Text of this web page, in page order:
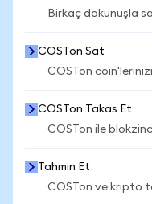
Birkaç dokunuşla
COSTon Sat
COSTon
COSTon Takas Et
COSTon ile
Tahmin Et
COSTon ve kripto